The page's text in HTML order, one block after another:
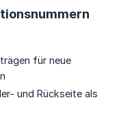
für neue
und Rückseite als